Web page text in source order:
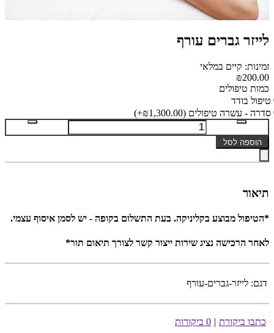
לייזר גברים עורף
זמינות: קיים במלאי
₪200.00
כמות טיפולים
טיפול בודד
סדרה - עשרה טיפולים (₪1,300.00+)
הוספה לסל
תיאור
*הטיפול מבוצע בקליניקה. בעת התשלום בקופה - יש לסמן איסוף עצמי.
לאחר הרכישה נציג שירות ייצור קשר לצורך תיאום תור*
דגם: לייזר-גברים-עורף
כתבו ביקורת | 0 ביקורות